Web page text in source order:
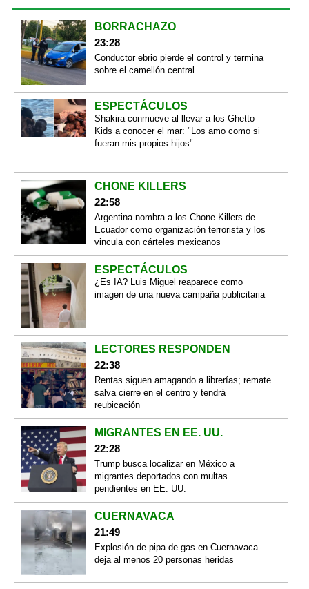
BORRACHAZO
23:28
Conductor ebrio pierde el control y termina
sobre el camellón central
ESPECTÁCULOS
Shakira conmueve al llevar a los Ghetto
Kids a conocer el mar: "Los amo como si
fueran mis propios hijos"
CHONE KILLERS
22:58
Argentina nombra a los Chone Killers de
Ecuador como organización terrorista y los
vincula con cárteles mexicanos
ESPECTÁCULOS
¿Es IA? Luis Miguel reaparece como
imagen de una nueva campaña publicitaria
LECTORES RESPONDEN
22:38
Rentas siguen amagando a librerías; remate
salva cierre en el centro y tendrá
reubicación
MIGRANTES EN EE. UU.
22:28
Trump busca localizar en México a
migrantes deportados con multas
pendientes en EE. UU.
CUERNAVACA
21:49
Explosión de pipa de gas en Cuernavaca
deja al menos 20 personas heridas